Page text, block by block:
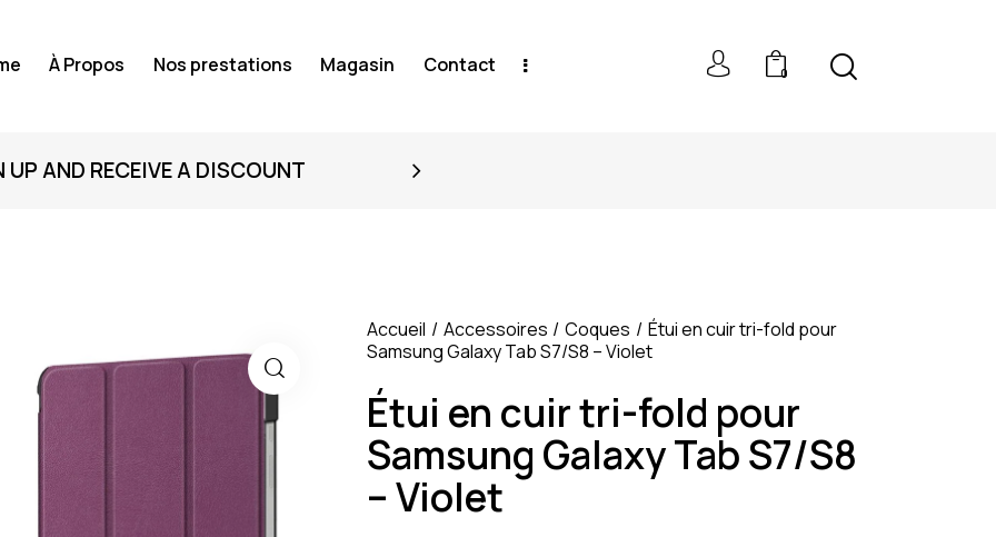
À Propos Nos prestations Magasin Contact 0
UP AND RECEIVE A DISCOUNT
Accueil Accessoires Coques
Étui en cuir tri-fold pour
Samsung Galaxy Tab S7/S8 – Violet
Étui en cuir tri-fold pour
Samsung Galaxy Tab S7/S8
– Violet